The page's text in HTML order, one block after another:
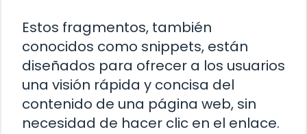
Estos fragmentos, también
conocidos como snippets, están
diseñados para ofrecer a los usuarios
una visión rápida y concisa del
contenido de una página web, sin
necesidad de hacer clic en el enlace.